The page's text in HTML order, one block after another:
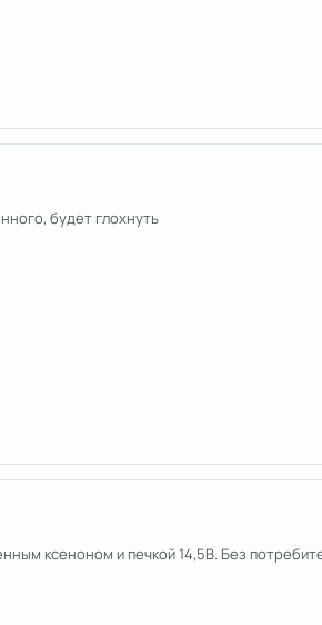
будет глохнуть
ксеноном и печкой 14,5В. Без